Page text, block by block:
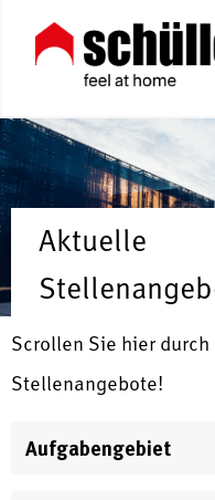
Aktuelle
Scrollen Sie hier
Stellenangebote!
Aufgabengebiet